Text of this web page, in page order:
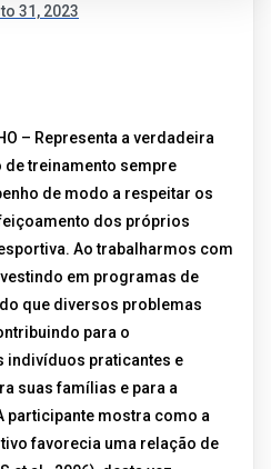
31, 2023
– Representa a verdadeira
de treinamento sempre
de modo a respeitar os
dos próprios
Ao trabalharmos com
em programas de
que diversos problemas
para o
indivíduos praticantes e
suas famílias e para a
participante mostra como a
favorecia uma relação de